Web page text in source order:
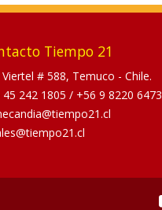
Tiempo 21
Viertel # 588, Temuco - Chile.
45 242 1805 / +56 9 8220 6473